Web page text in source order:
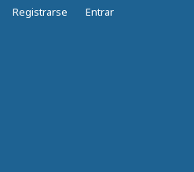
Registrarse Entrar